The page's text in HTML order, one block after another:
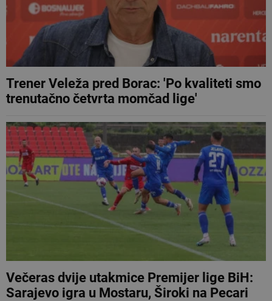
Trener Veleža pred Borac: 'Po kvaliteti smo
trenutačno četvrta momčad lige'
Večeras dvije utakmice Premijer lige BiH:
Sarajevo igra u Mostaru, Široki na Pecari